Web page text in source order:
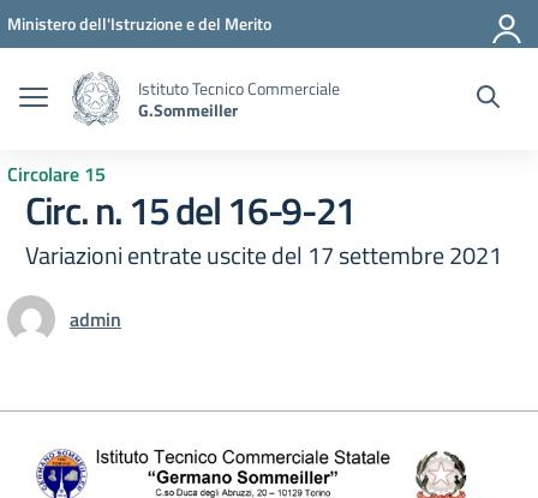
Vai ai contenuti
Vai al menu di navigazione
Vai al footer
Ministero dell'Istruzione e del Merito
Istituto Tecnico Commerciale
G.Sommeiller
Circolare 15
Circ. n. 15 del 16-9-21
Variazioni entrate uscite del 17 settembre 2021
admin